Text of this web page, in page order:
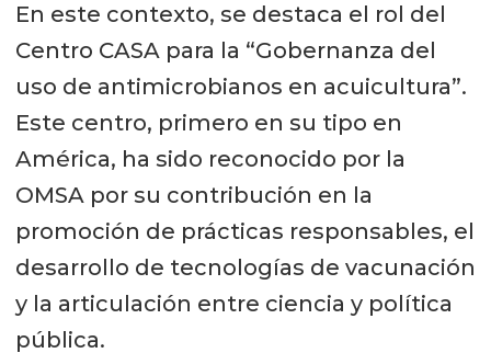
En este contexto, se destaca el rol del
Centro CASA para la “Gobernanza del
uso de antimicrobianos en acuicultura”.
Este centro, primero en su tipo en
América, ha sido reconocido por la
OMSA por su contribución en la
promoción de prácticas responsables, el
desarrollo de tecnologías de vacunación
y la articulación entre ciencia y política
pública.